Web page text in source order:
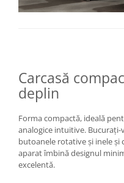
Carcasă
deplin
Forma compactă, ideală
analogice intuitive.
butoanele rotative și inele și
aparat îmbină designul
excelentă.